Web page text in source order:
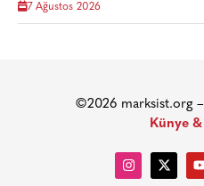
7 Ağustos 2026
©2026 marksist.org –
Künye